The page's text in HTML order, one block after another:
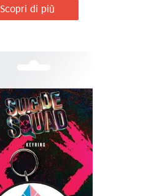
Scopri di più